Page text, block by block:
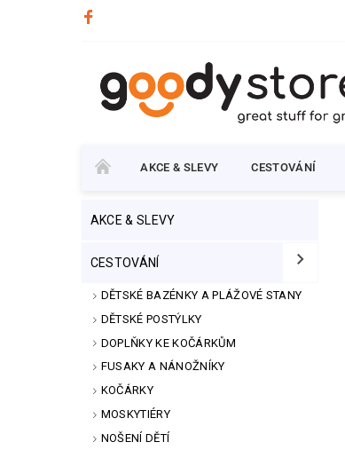
AKCE & SLEVY CESTOVÁNÍ
AKCE & SLEVY
CESTOVÁNÍ
DĚTSKÉ BAZÉNKY A PLÁŽOVÉ STANY
DĚTSKÉ POSTÝLKY
DOPLŇKY KE KOČÁRKŮM
FUSAKY A NÁNOŽNÍKY
KOČÁRKY
MOSKYTIÉRY
NOŠENÍ DĚTÍ